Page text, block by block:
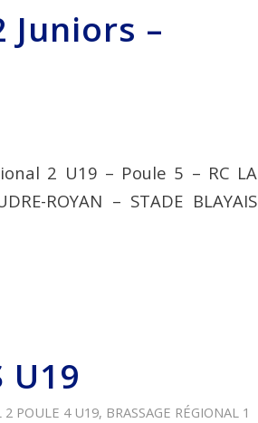
–
2 U19 – Poule 5 – RC LA
ROYAN – STADE BLAYAIS
U19
2 POULE 4 U19, BRASSAGE RÉGIONAL 1